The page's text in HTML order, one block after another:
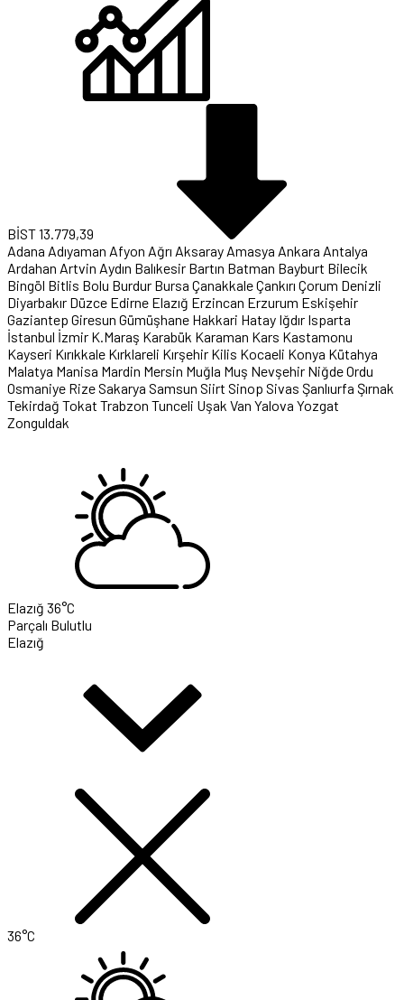
BİST13.779,39
Adana Adıyaman Afyon Ağrı Aksaray Amasya Ankara Antalya
Ardahan Artvin Aydın Balıkesir Bartın Batman Bayburt Bilecik
Bingöl Bitlis Bolu Burdur Bursa ÇanakkaleÇankırı Çorum Denizli
Diyarbakır Düzce Edirne Elazığ Erzincan Erzurum Eskişehir
Gaziantep Giresun Gümüşhane Hakkari Hatay Iğdır Isparta
İstanbul İzmir K.Maraş Karabük Karaman Kars Kastamonu
Kayseri Kırıkkale Kırklareli Kırşehir Kilis Kocaeli Konya Kütahya
Malatya Manisa Mardin Mersin Muğla Muş Nevşehir NiğdeOrdu
Osmaniye RizeSakarya Samsun Siirt Sinop Sivas Şanlıurfa Şırnak
Tekirdağ Tokat Trabzon Tunceli Uşak Van Yalova Yozgat
Zonguldak
Elazığ 36°C
Parçalı Bulutlu
Elazığ
36°C